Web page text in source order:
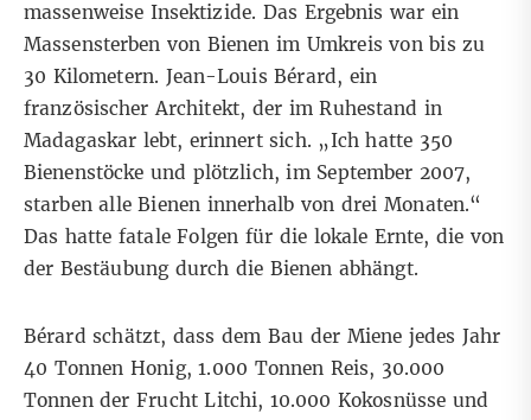
massenweise Insektizide. Das Ergebnis war ein
Massensterben von Bienen im Umkreis von bis zu
30 Kilometern. Jean-Louis Bérard, ein
französischer Architekt, der im Ruhestand in
Madagaskar lebt, erinnert sich. „Ich hatte 350
Bienenstöcke und plötzlich, im September 2007,
starben alle Bienen innerhalb von drei Monaten.“
Das hatte fatale Folgen für die lokale Ernte, die von
der Bestäubung durch die Bienen abhängt.
Bérard schätzt, dass dem Bau der Miene jedes Jahr
40 Tonnen Honig, 1.000 Tonnen Reis, 30.000
Tonnen der Frucht Litchi, 10.000 Kokosnüsse und